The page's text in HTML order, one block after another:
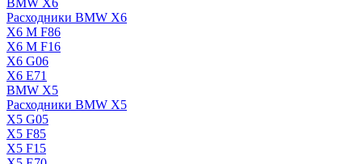
BMW X6
Расходники BMW X6
X6 M F86
X6 M F16
X6 G06
X6 E71
BMW X5
Расходники BMW X5
X5 G05
X5 F85
X5 F15